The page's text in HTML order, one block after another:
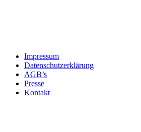
Impressum
Datenschutzerklärung
AGB’s
Presse
Kontakt